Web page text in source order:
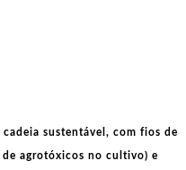
sustentável, com fios de
agrotóxicos no cultivo) e